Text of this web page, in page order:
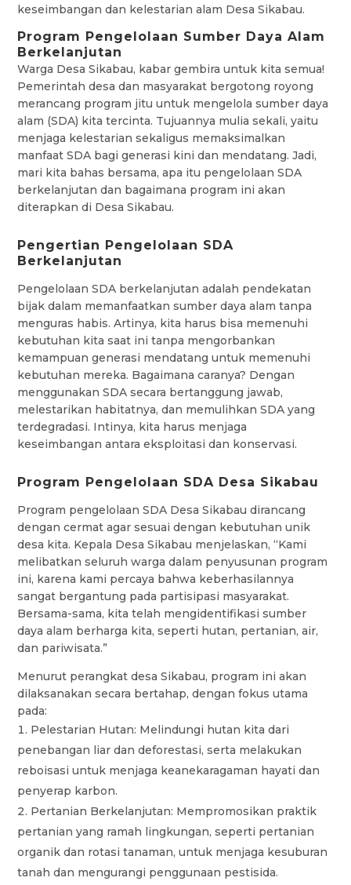
keseimbangan dan kelestarian alam Desa Sikabau.
Program Pengelolaan Sumber Daya Alam
Berkelanjutan
Warga Desa Sikabau, kabar gembira untuk kita semua!
Pemerintah desa dan masyarakat bergotong royong
merancang program jitu untuk mengelola sumber daya
alam (SDA) kita tercinta. Tujuannya mulia sekali, yaitu
menjaga kelestarian sekaligus memaksimalkan
manfaat SDA bagi generasi kini dan mendatang. Jadi,
mari kita bahas bersama, apa itu pengelolaan SDA
berkelanjutan dan bagaimana program ini akan
diterapkan di Desa Sikabau.
Pengertian Pengelolaan SDA
Berkelanjutan
Pengelolaan SDA berkelanjutan adalah pendekatan
bijak dalam memanfaatkan sumber daya alam tanpa
menguras habis. Artinya, kita harus bisa memenuhi
kebutuhan kita saat ini tanpa mengorbankan
kemampuan generasi mendatang untuk memenuhi
kebutuhan mereka. Bagaimana caranya? Dengan
menggunakan SDA secara bertanggung jawab,
melestarikan habitatnya, dan memulihkan SDA yang
terdegradasi. Intinya, kita harus menjaga
keseimbangan antara eksploitasi dan konservasi.
Program Pengelolaan SDA Desa Sikabau
Program pengelolaan SDA Desa Sikabau dirancang
dengan cermat agar sesuai dengan kebutuhan unik
desa kita. Kepala Desa Sikabau menjelaskan, “Kami
melibatkan seluruh warga dalam penyusunan program
ini, karena kami percaya bahwa keberhasilannya
sangat bergantung pada partisipasi masyarakat.
Bersama-sama, kita telah mengidentifikasi sumber
daya alam berharga kita, seperti hutan, pertanian, air,
dan pariwisata.”
Menurut perangkat desa Sikabau, program ini akan
dilaksanakan secara bertahap, dengan fokus utama
pada:
Pelestarian Hutan: Melindungi hutan kita dari
penebangan liar dan deforestasi, serta melakukan
reboisasi untuk menjaga keanekaragaman hayati dan
penyerap karbon.
Pertanian Berkelanjutan: Mempromosikan praktik
pertanian yang ramah lingkungan, seperti pertanian
organik dan rotasi tanaman, untuk menjaga kesuburan
tanah dan mengurangi penggunaan pestisida.